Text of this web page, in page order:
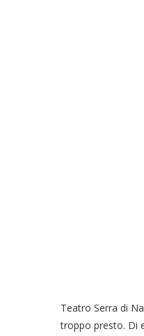
Teatro Serra di
troppo presto. Di